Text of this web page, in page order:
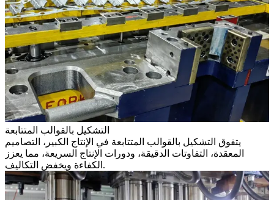
التشكيل بالقوالب المتتابعة
يتفوق التشكيل بالقوالب المتتابعة في الإنتاج الكبير، التصاميم
المعقدة، التفاوتات الدقيقة، ودورات الإنتاج السريعة، مما يعزز
الكفاءة ويخفض التكاليف.